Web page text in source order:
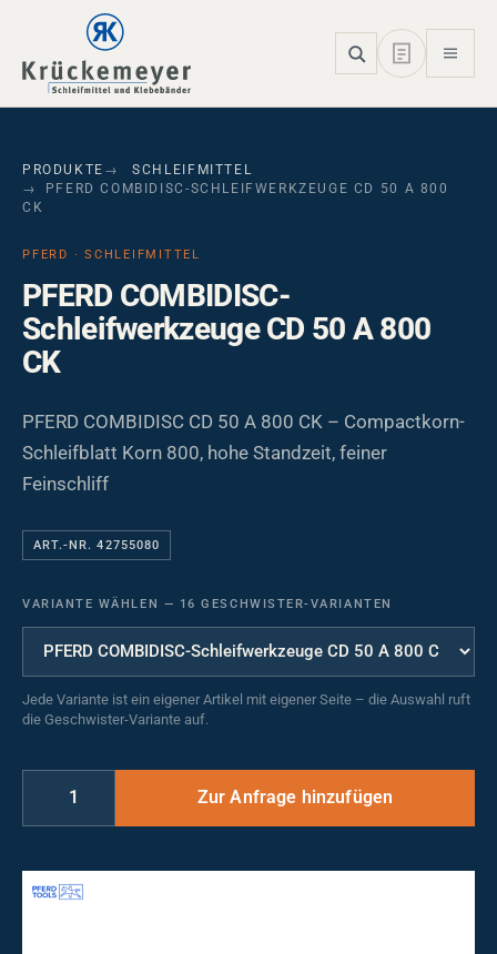
Skip to main navigation
Skip to main content
Skip to page footer
PRODUKTE
SCHLEIFMITTEL
PFERD COMBIDISC-SCHLEIFWERKZEUGE CD 50 A 800
CK
PFERD · SCHLEIFMITTEL
PFERD COMBIDISC-
Schleifwerkzeuge CD 50 A 800
CK
PFERD COMBIDISC CD 50 A 800 CK – Compactkorn-
Schleifblatt Korn 800, hohe Standzeit, feiner
Feinschliff
ART.-NR. 42755080
VARIANTE WÄHLEN — 16 GESCHWISTER-VARIANTEN
Jede Variante ist ein eigener Artikel mit eigener Seite – die Auswahl ruft
die Geschwister-Variante auf.